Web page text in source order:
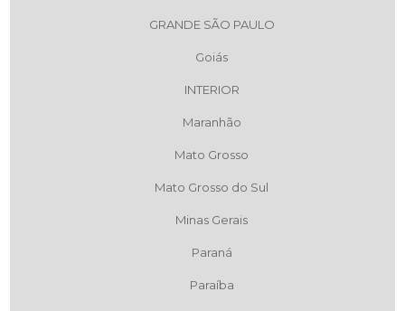
GRANDE SÃO PAULO
Goiás
INTERIOR
Maranhão
Mato Grosso
Mato Grosso do Sul
Minas Gerais
Paraná
Paraíba